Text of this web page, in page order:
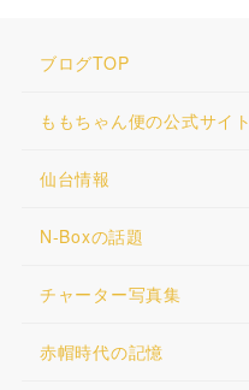
ブログTOP
ももちゃん便の公式サイト
仙台情報
N-Boxの話題
チャーター写真集
赤帽時代の記憶